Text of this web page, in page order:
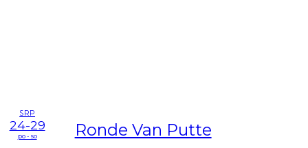
SRP
24-29
po - so Ronde Van Putte